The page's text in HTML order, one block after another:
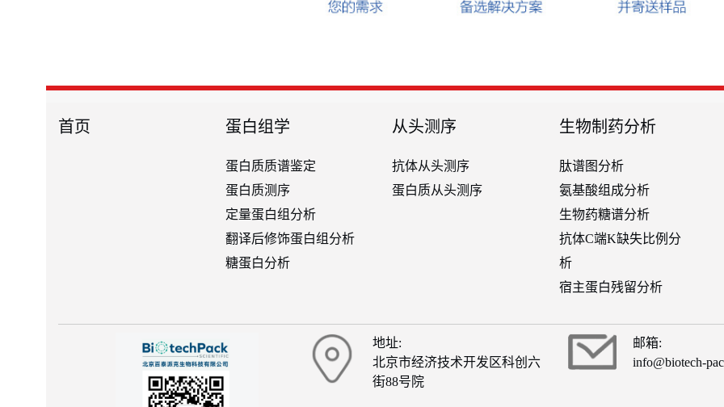
首页 蛋白组学
蛋白质质谱鉴定
蛋白质测序
定量蛋白组分析
翻译后修饰蛋白组分析
糖蛋白分析
从头测序
抗体从头测序
蛋白质从头测序
生物制药分析
肽谱图分析
氨基酸组成分析
生物药糖谱分析
抗体C端K缺失比例分
析
宿主蛋白残留分析
地址:
北京市经济技术开发区科创六
街88号院
邮箱:
info@biotech-